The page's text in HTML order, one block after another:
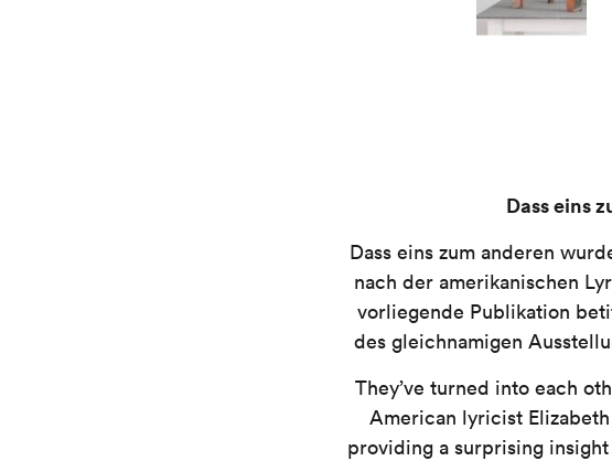
Dass eins
Dass eins zum anderen
nach der amerikanischen
vorliegende Publikation
des gleichnamigen
They’ve turned into each
American lyricist
providing a surprising